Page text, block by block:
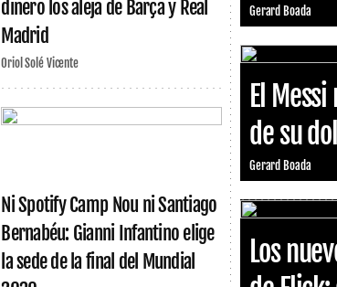
dinero los aleja de Barça y Real
Madrid
Oriol Solé Vicente
Ni Spotify Camp Nou ni Santiago
Bernabéu: Gianni Infantino elige
la sede de la final del Mundial
Gerard Boada
El
de su
Gerard Boada
Los